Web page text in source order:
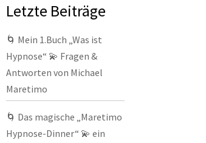
Letzte Beiträge
🌀 Mein 1.Buch „Was ist
Hypnose“ 💫 Fragen &
Antworten von Michael
Maretimo
🌀 Das magische „Maretimo
Hypnose-Dinner“ 💫 ein